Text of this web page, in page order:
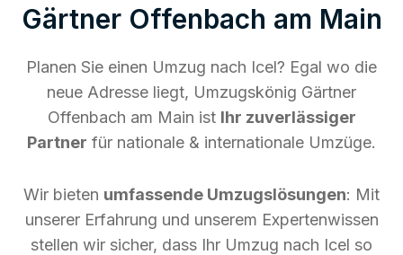
Gärtner Offenbach am Main
Planen Sie einen Umzug nach Icel? Egal wo die
neue Adresse liegt, Umzugskönig Gärtner
Offenbach am Main ist Ihr zuverlässiger
Partner für nationale & internationale Umzüge.
Wir bieten umfassende Umzugslösungen: Mit
unserer Erfahrung und unserem Expertenwissen
stellen wir sicher, dass Ihr Umzug nach Icel so